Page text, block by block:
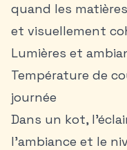
quand les
et visuellement
Lumières et
Température de
journée
Dans un kot,
l’ambiance et le